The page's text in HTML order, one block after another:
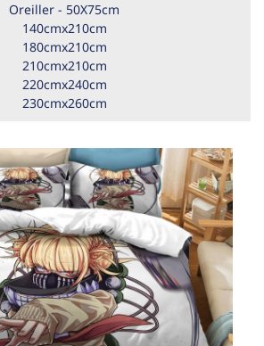
Oreiller - 50X75cm
140cmx210cm
180cmx210cm
210cmx210cm
220cmx240cm
230cmx260cm